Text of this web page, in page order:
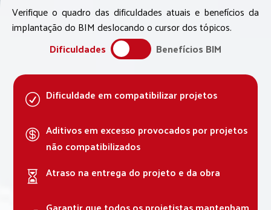
Verifique o quadro das dificuldades atuais e benefícios da
implantação do BIM deslocando o cursor dos tópicos.
Dificuldades
Benefícios BIM
R Dificuldade em compatibilizar projetos
 Aditivos em excesso provocados por projetos
não compatibilizados
 Atraso na entrega do projeto e da obra